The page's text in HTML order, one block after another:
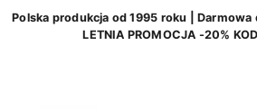
Polska produkcja od 1995 roku | Darmowa
LETNIA PROMOCJA -20%